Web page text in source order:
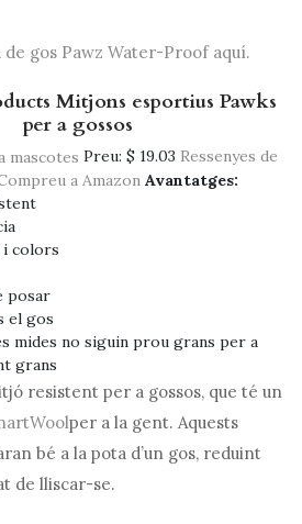
gos Pawz Water-Proof aquí.
Mitjons esportius Pawks
per a gossos
Preu: $ 19.03 Ressenyes de
a Amazon Avantatges:
i colors
posar
el gos
mides no siguin prou grans per a
grans
resistent per a gossos, que té un
per a la gent. Aquests
bé a la pota d’un gos, reduint
de lliscar-se.